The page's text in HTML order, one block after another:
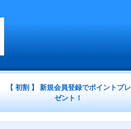
【 初割 】 新規会員登録でポイントプレ
ゼント！